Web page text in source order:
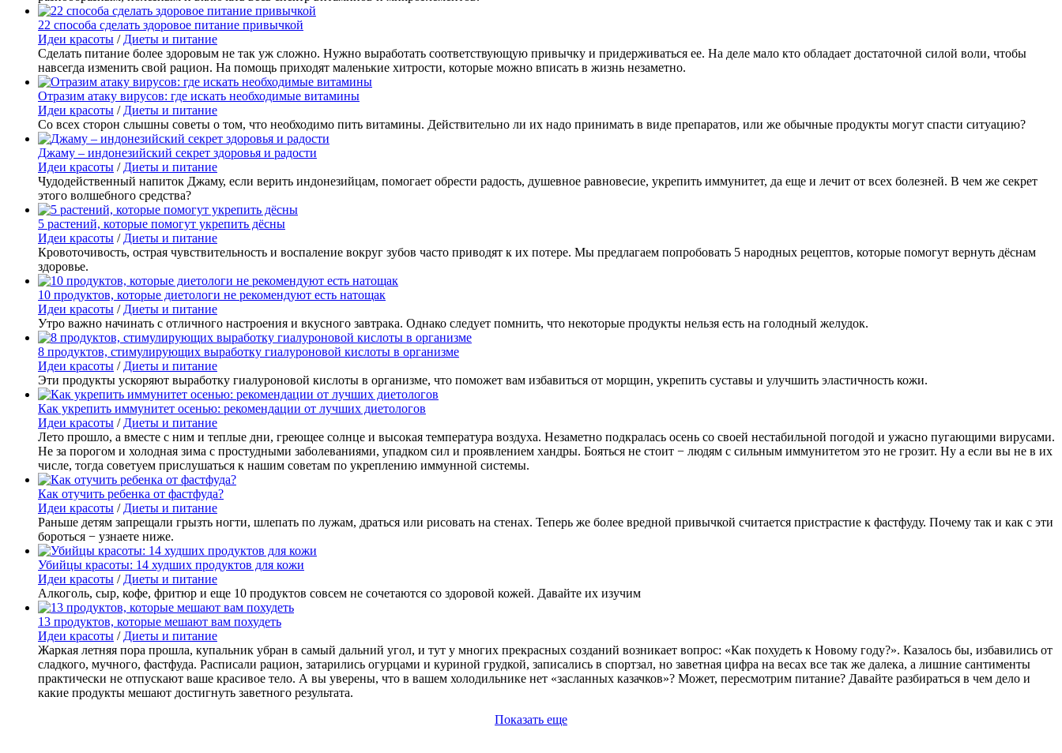
22 способа сделать здоровое питание привычкой
Идеи красоты / Диеты и питание
Сделать питание более здоровым не так уж сложно. Нужно выработать соответствующую привычку и придерживаться ее. На деле мало кто обладает достаточной силой воли, чтобы
навсегда изменить свой рацион. На помощь приходят маленькие хитрости, которые можно вписать в жизнь незаметно.
Отразим атаку вирусов: где искать необходимые витамины
Идеи красоты / Диеты и питание
Со всех сторон слышны советы о том, что необходимо пить витамины. Действительно ли их надо принимать в виде препаратов, или же обычные продукты могут спасти ситуацию?
Джаму – индонезийский секрет здоровья и радости
Идеи красоты / Диеты и питание
Чудодейственный напиток Джаму, если верить индонезийцам, помогает обрести радость, душевное равновесие, укрепить иммунитет, да еще и лечит от всех болезней. В чем же секрет
этого волшебного средства?
5 растений, которые помогут укрепить дёсны
Идеи красоты / Диеты и питание
Кровоточивость, острая чувствительность и воспаление вокруг зубов часто приводят к их потере. Мы предлагаем попробовать 5 народных рецептов, которые помогут вернуть дёснам
здоровье.
10 продуктов, которые диетологи не рекомендуют есть натощак
Идеи красоты / Диеты и питание
Утро важно начинать с отличного настроения и вкусного завтрака. Однако следует помнить, что некоторые продукты нельзя есть на голодный желудок.
8 продуктов, стимулирующих выработку гиалуроновой кислоты в организме
Идеи красоты / Диеты и питание
Эти продукты ускоряют выработку гиалуроновой кислоты в организме, что поможет вам избавиться от морщин, укрепить суставы и улучшить эластичность кожи.
Как укрепить иммунитет осенью: рекомендации от лучших диетологов
Идеи красоты / Диеты и питание
Лето прошло, а вместе с ним и теплые дни, греющее солнце и высокая температура воздуха. Незаметно подкралась осень со своей нестабильной погодой и ужасно пугающими вирусами.
Не за порогом и холодная зима с простудными заболеваниями, упадком сил и проявлением хандры. Бояться не стоит − людям с сильным иммунитетом это не грозит. Ну а если вы не в их
числе, тогда советуем прислушаться к нашим советам по укреплению иммунной системы.
Как отучить ребенка от фастфуда?
Идеи красоты / Диеты и питание
Раньше детям запрещали грызть ногти, шлепать по лужам, драться или рисовать на стенах. Теперь же более вредной привычкой считается пристрастие к фастфуду. Почему так и как с эти
бороться − узнаете ниже.
Убийцы красоты: 14 худших продуктов для кожи
Идеи красоты / Диеты и питание
Алкоголь, сыр, кофе, фритюр и еще 10 продуктов совсем не сочетаются со здоровой кожей. Давайте их изучим
13 продуктов, которые мешают вам похудеть
Идеи красоты / Диеты и питание
Жаркая летняя пора прошла, купальник убран в самый дальний угол, и тут у многих прекрасных созданий возникает вопрос: «Как похудеть к Новому году?». Казалось бы, избавились от
сладкого, мучного, фастфуда. Расписали рацион, затарились огурцами и куриной грудкой, записались в спортзал, но заветная цифра на весах все так же далека, а лишние сантименты
практически не отпускают ваше красивое тело. А вы уверены, что в вашем холодильнике нет «засланных казачков»? Может, пересмотрим питание? Давайте разбираться в чем дело и
какие продукты мешают достигнуть заветного результата.
Показать еще